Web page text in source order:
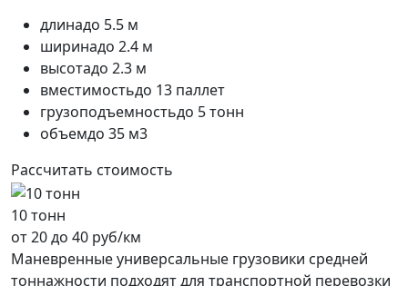
длинадо 5.5 м
ширинадо 2.4 м
высотадо 2.3 м
вместимостьдо 13 паллет
грузоподъемностьдо 5 тонн
объемдо 35 м3
Рассчитать стоимость
10 тонн
от 20 до 40 руб/км
Маневренные универсальные грузовики средней
тоннажности подходят для транспортной перевозки